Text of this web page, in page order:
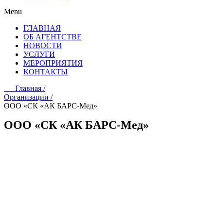
Menu
ГЛАВНАЯ
ОБ АГЕНТСТВЕ
НОВОСТИ
УСЛУГИ
МЕРОПРИЯТИЯ
КОНТАКТЫ
Главная /
Организации /
ООО «СК «АК БАРС-Мед»
ООО «СК «АК БАРС-Мед»